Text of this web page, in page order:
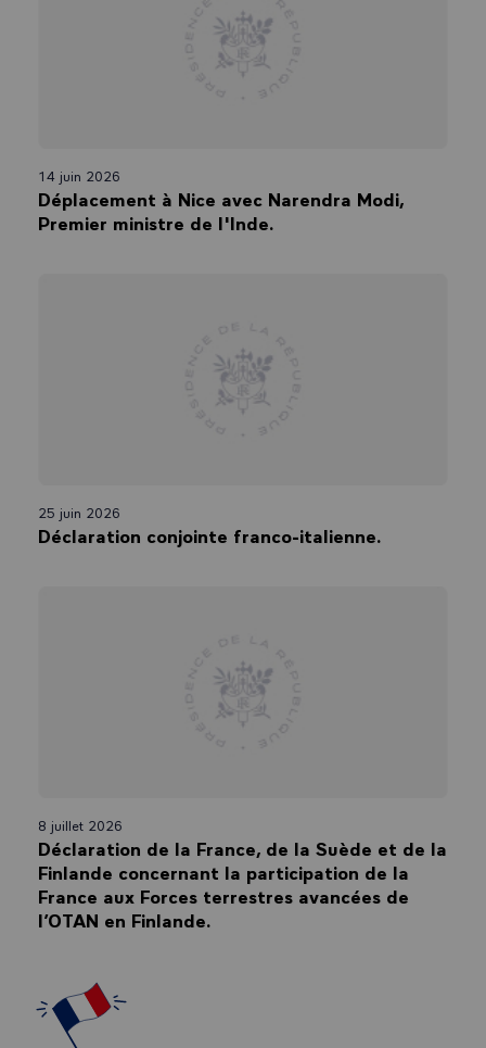
14 juin 2026
Déplacement à Nice avec Narendra Modi,
Premier ministre de l'Inde.
25 juin 2026
Déclaration conjointe franco-italienne.
8 juillet 2026
Déclaration de la France, de la Suède et de la
Finlande concernant la participation de la
France aux Forces terrestres avancées de
l’OTAN en Finlande.